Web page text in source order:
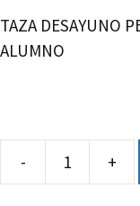
TAZA DESAYUNO
ALUMNO
- +